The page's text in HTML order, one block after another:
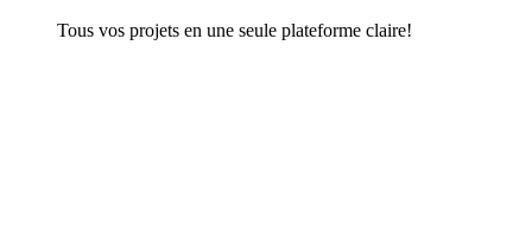
Tous vos projets en une seule plateforme claire!